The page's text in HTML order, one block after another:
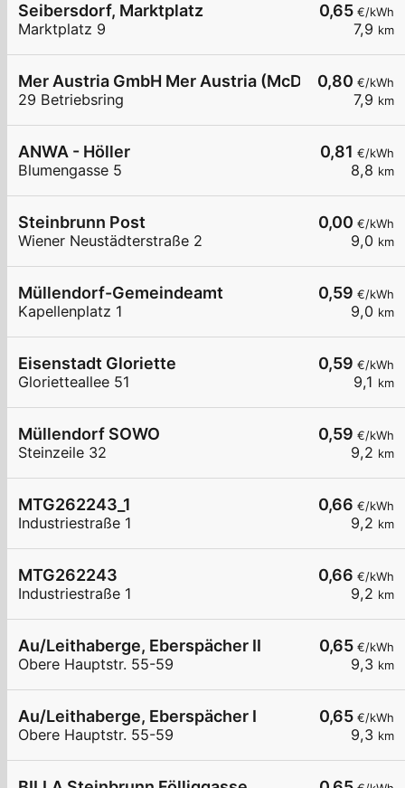
0,65 €/kWh
7,9 km
Seibersdorf, Marktplatz
Marktplatz 9
0,80 €/kWh
7,9 km
Mer Austria GmbH Mer Austria (McD) -
29 Betriebsring
0,81 €/kWh
8,8 km
ANWA - Höller
Blumengasse 5
0,00 €/kWh
9,0 km
Steinbrunn Post
Wiener Neustädterstraße 2
0,59 €/kWh
9,0 km
Müllendorf-Gemeindeamt
Kapellenplatz 1
0,59 €/kWh
9,1 km
Eisenstadt Gloriette
Glorietteallee 51
0,59 €/kWh
9,2 km
Müllendorf SOWO
Steinzeile 32
0,66 €/kWh
9,2 km
MTG262243_1
Industriestraße 1
0,66 €/kWh
9,2 km
MTG262243
Industriestraße 1
0,65 €/kWh
9,3 km
Au/Leithaberge, Eberspächer II
Obere Hauptstr. 55-59
0,65 €/kWh
9,3 km
Au/Leithaberge, Eberspächer I
Obere Hauptstr. 55-59